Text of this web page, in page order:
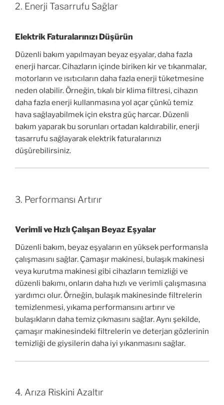
2. Enerji Tasarrufu Sağlar
Elektrik Faturalarınızı Düşürün
Düzenli bakım yapılmayan beyaz eşyalar, daha fazla
enerji harcar. Cihazların içinde biriken kir ve tıkanmalar,
motorların ve ısıtıcıların daha fazla enerji tüketmesine
neden olabilir. Örneğin, tıkalı bir klima filtresi, cihazın
daha fazla enerji kullanmasına yol açar çünkü temiz
hava sağlayabilmek için ekstra güç harcar. Düzenli
bakım yaparak bu sorunları ortadan kaldırabilir, enerji
tasarrufu sağlayarak elektrik faturalarınızı
düşürebilirsiniz.
3. Performansı Artırır
Verimli ve Hızlı Çalışan Beyaz Eşyalar
Düzenli bakım, beyaz eşyaların en yüksek performansla
çalışmasını sağlar. Çamaşır makinesi, bulaşık makinesi
veya kurutma makinesi gibi cihazların temizliği ve
düzenli bakımı, onların daha hızlı ve verimli çalışmasına
yardımcı olur. Örneğin, bulaşık makinesinde filtrelerin
temizlenmesi, yıkama performansını artırır ve
bulaşıkların daha temiz çıkmasını sağlar. Aynı şekilde,
çamaşır makinesindeki filtrelerin ve deterjan gözlerinin
temizliği de giysilerin daha iyi yıkanmasını sağlar.
4. Arıza Riskini Azaltır